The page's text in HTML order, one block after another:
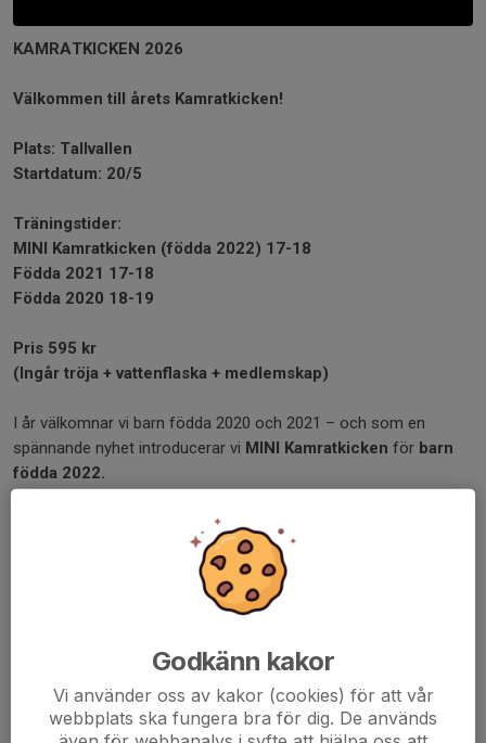
KAMRATKICKEN 2026
Välkommen till årets Kamratkicken!
Plats: Tallvallen
Startdatum: 20/5
Träningstider:
MINI Kamratkicken (födda 2022) 17-18
Födda 2021 17-18
Födda 2020 18-19
Pris 595 kr
(Ingår tröja + vattenflaska + medlemskap)
I år välkomnar vi barn födda 2020 och 2021 – och som en
spännande nyhet introducerar vi MINI Kamratkicken för barn
födda 2022.
Nytt för i år är också att Kamratkicken bemannas av våra A-
lagsspelare från både dam- och herrlaget
trygg, rolig och inspirerande introduktion till idrott och fotboll. Vi
tycker det är extra roligt att just våra A-lagsspelare får välkomna
våra yngsta spelare in i fotbollsfamiljen.
Låt oss samlas för dagar fylld av kamratskap, glädje och
nyfikenhet!
Godkänn kakor
Vi använder oss av kakor (cookies) för att vår
webbplats ska fungera bra för dig. De används